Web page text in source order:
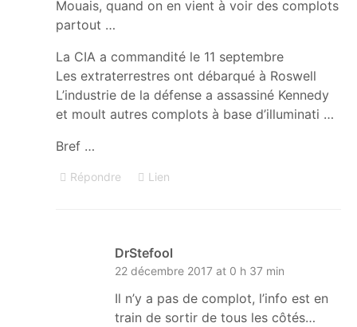
Mouais, quand on en vient à voir des complots
partout …
La CIA a commandité le 11 septembre
Les extraterrestres ont débarqué à Roswell
L’industrie de la défense a assassiné Kennedy
et moult autres complots à base d’illuminati …
Bref …
Répondre Lien
DrStefool
22 décembre 2017 at 0 h 37 min
Il n’y a pas de complot, l’info est en
train de sortir de tous les côtés…